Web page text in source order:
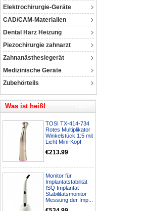
Elektrochirurgie-Geräte
CAD/CAM-Materialien
Dental Harz Heizung
Piezochirurgie zahnarzt
Zahnanästhesiegerät
Medizinische Geräte
Zubehörteils
Was ist heiß!
TOSI TX-414-734
Rotes Multiplikator
Winkelstück 1:5 mit
Licht Mini-Kopf
€213.99
Monitor für
Implantatstabilität
ISQ Implantat-
Stabilitätsmonitor
Messung der Imp...